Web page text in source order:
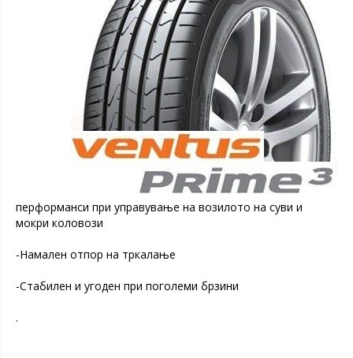
перформанси при управување на возилото на суви и
мокри коловози
-Намален отпор на тркалање
-Стабилен и угоден при поголеми брзини
.